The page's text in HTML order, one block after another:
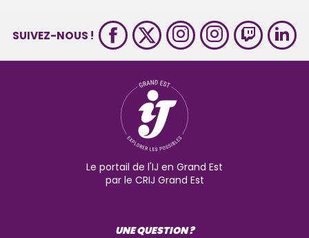
SUIVEZ-NOUS !
Le portail de l'IJ en Grand Est
par le CRIJ Grand Est
UNE QUESTION ?